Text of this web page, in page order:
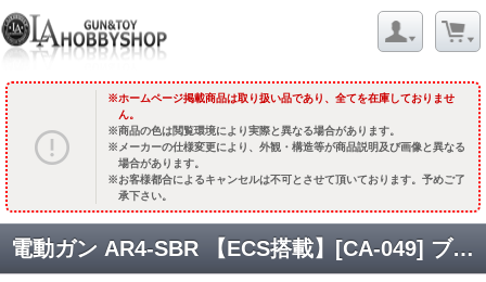
ホームページ掲載商品は取り扱い品であり、全てを在庫しておりませ
ん。
商品の色は閲覧環境により実際と異なる場合があります。
メーカーの仕様変更により、外観・構造等が商品説明及び画像と異なる
場合があります。
お客様都合によるキャンセルは不可とさせて頂いております。予めご了
承下さい。
電動ガン AR4-SBR 【ECS搭載】[CA-049] ブラック [取寄]